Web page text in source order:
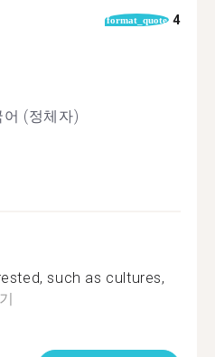
format_quote 4
어 (정체자)
such as cultures,